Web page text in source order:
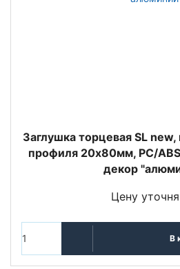
Заглушка торцевая SL
профиля 20х80мм, PC/
декор
Цену
В